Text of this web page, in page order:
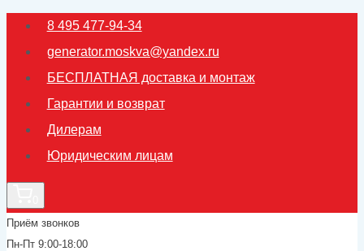
Перейти
содержимому
8 495 477-94-34
generator.moskva@yandex.ru
БЕСПЛАТНАЯ доставка и монтаж
Гарантии и возврат
Дилерам
Юридическим лицам
Приём звонков
Пн-Пт 9:00-18:00